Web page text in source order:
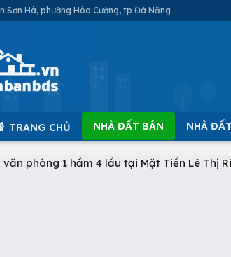
Sơn Hà, phường Hòa Cường, tp Đà Nẵng
TRANG CHỦ NHÀ ĐẤT BÁN NHÀ